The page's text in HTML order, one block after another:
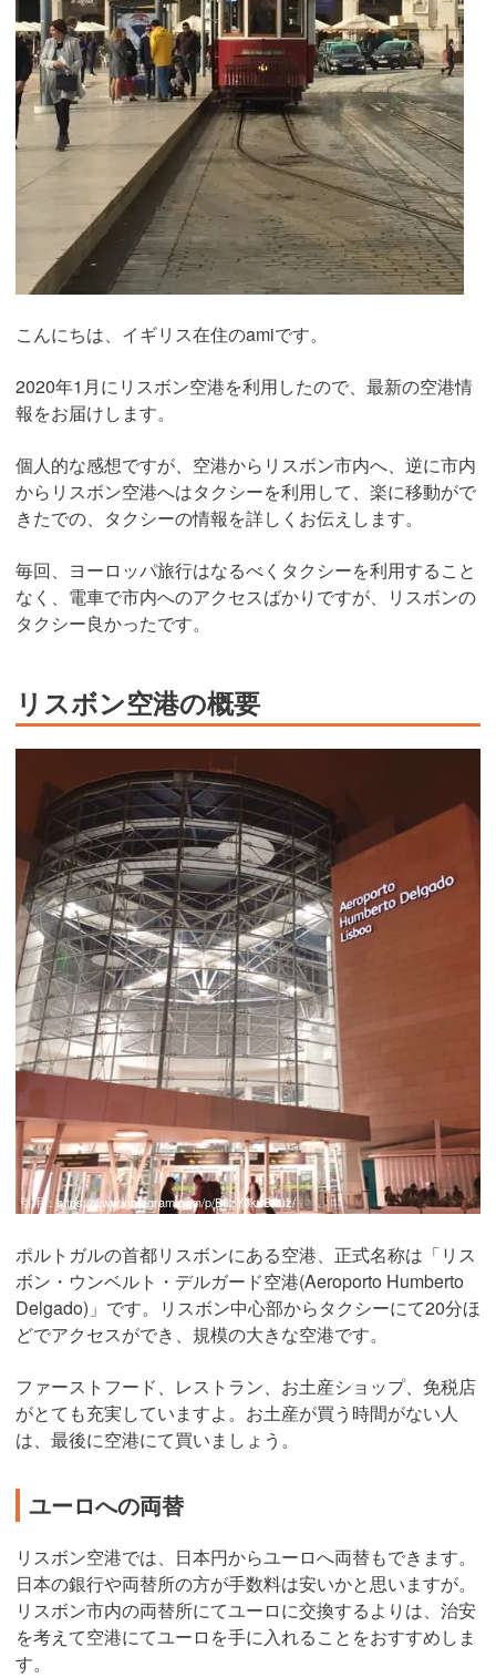
こんにちは、イギリス在住のamiです。
2020年1月にリスボン空港を利用したので、最新の空港情
報をお届けします。
個人的な感想ですが、空港からリスボン市内へ、逆に市内
からリスボン空港へはタクシーを利用して、楽に移動がで
きたでの、タクシーの情報を詳しくお伝えします。
毎回、ヨーロッパ旅行はなるべくタクシーを利用すること
なく、電車で市内へのアクセスばかりですが、リスボンの
タクシー良かったです。
リスボン空港の概要
引用：https://www.instagram.com/p/B0zY5ksBAuz/
ポルトガルの首都リスボンにある空港、正式名称は「リス
ボン・ウンベルト・デルガード空港(Aeroporto Humberto
Delgado)」です。リスボン中心部からタクシーにて20分ほ
どでアクセスができ、規模の大きな空港です。
ファーストフード、レストラン、お土産ショップ、免税店
がとても充実していますよ。お土産が買う時間がない人
は、最後に空港にて買いましょう。
ユーロへの両替
リスボン空港では、日本円からユーロへ両替もできます。
日本の銀行や両替所の方が手数料は安いかと思いますが。
リスボン市内の両替所にてユーロに交換するよりは、治安
を考えて空港にてユーロを手に入れることをおすすめしま
す。